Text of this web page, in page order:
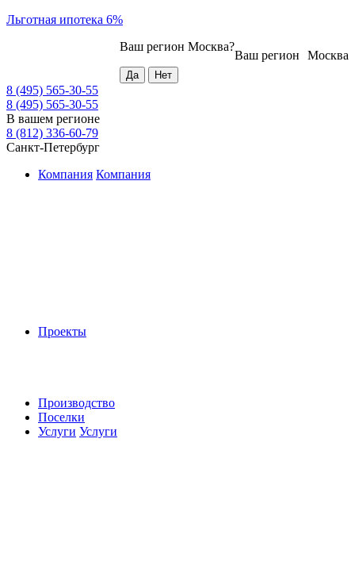
Льготная ипотека 6%
Москва
Ваш регион
Ваш регион Москва?
8 (495) 565-30-55
8 (495) 565-30-55
В вашем регионе
8 (812) 336-60-79
Санкт-Петербург
Компания Компания
Проекты
Производство
Поселки
Услуги Услуги